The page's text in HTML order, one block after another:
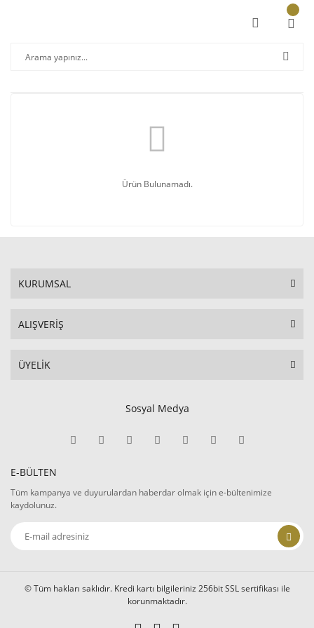
Ürün Bulunamadı.
KURUMSAL
ALIŞVERİŞ
ÜYELİK
Sosyal Medya
E-BÜLTEN
Tüm kampanya ve duyurulardan haberdar olmak için e-bültenimize
kaydolunuz.
© Tüm hakları saklıdır. Kredi kartı bilgileriniz 256bit SSL sertifikası ile
korunmaktadır.